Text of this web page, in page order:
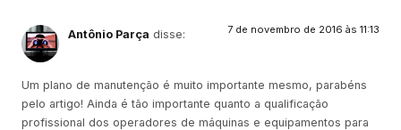
Antônio Parça disse: 7 de novembro de 2016 às 11:13
Um plano de manutenção é muito importante mesmo, parabéns
pelo artigo! Ainda é tão importante quanto a qualificação
profissional dos operadores de máquinas e equipamentos para